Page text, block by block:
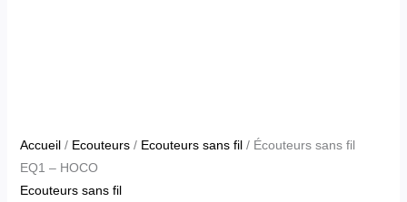
Accueil/ Ecouteurs/ Ecouteurs sans fil/ Écouteurs sans fil
EQ1 – HOCO
Ecouteurs sans fil